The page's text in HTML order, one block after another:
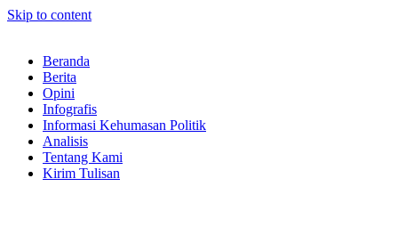
Skip to content
Beranda
Berita
Opini
Infografis
Informasi Kehumasan Politik
Analisis
Tentang Kami
Kirim Tulisan